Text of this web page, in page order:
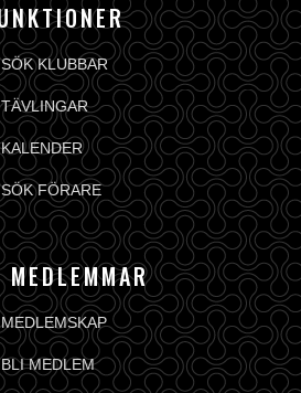
SÖK KLUBBAR
TÄVLINGAR
KALENDER
SÖK FÖRARE
MEDLEMMAR
MEDLEMSKAP
BLI MEDLEM